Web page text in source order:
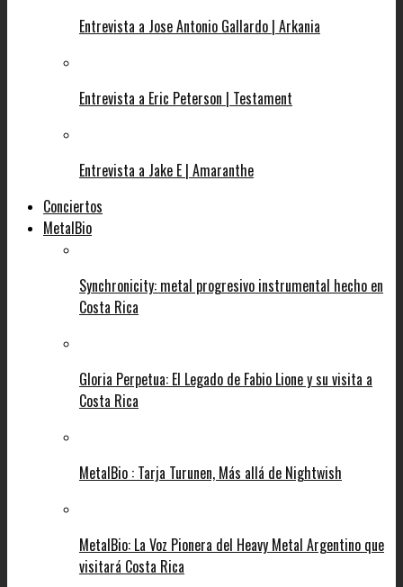
Entrevista a Jose Antonio Gallardo | Arkania
Entrevista a Eric Peterson | Testament
Entrevista a Jake E | Amaranthe
Conciertos
MetalBio
Synchronicity: metal progresivo instrumental hecho en
Costa Rica
Gloria Perpetua: El Legado de Fabio Lione y su visita a
Costa Rica
MetalBio : Tarja Turunen, Más allá de Nightwish
MetalBio: La Voz Pionera del Heavy Metal Argentino que
visitará Costa Rica